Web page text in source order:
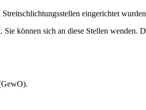
eingerichtet
können sich an diese Stellen wenden.